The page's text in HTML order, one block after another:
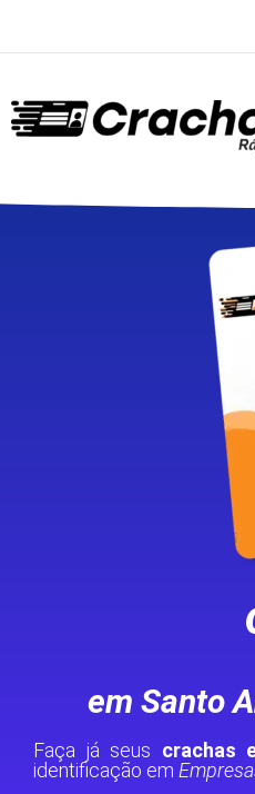
em Santo
Faça já seus crachas
identificação em